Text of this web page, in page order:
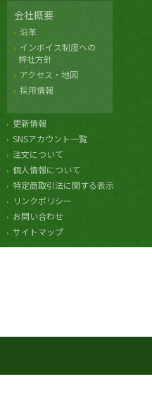
会社概要
沿革
インボイス制度への
弊社方針
アクセス・地図
採用情報
更新情報
SNSアカウント一覧
注文について
個人情報について
特定商取引法に関する表示
リンクポリシー
お問い合わせ
サイトマップ